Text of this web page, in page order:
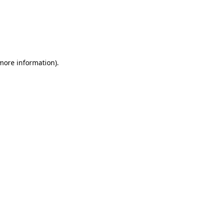
information).